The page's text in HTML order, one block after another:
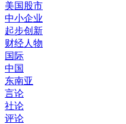
美国股市
中小企业
起步创新
财经人物
国际
中国
东南亚
言论
社论
评论